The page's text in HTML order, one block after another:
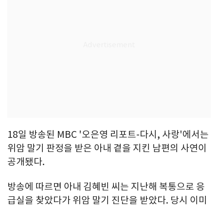
18일 방송된 MBC '오은영 리포트-다시, 사랑'에서는
위암 말기 판정을 받은 아내 곁을 지킨 남편의 사연이
공개됐다.
방송에 따르면 아내 김혜빈 씨는 지난해 복통으로 응
급실을 찾았다가 위암 말기 진단을 받았다. 당시 이미